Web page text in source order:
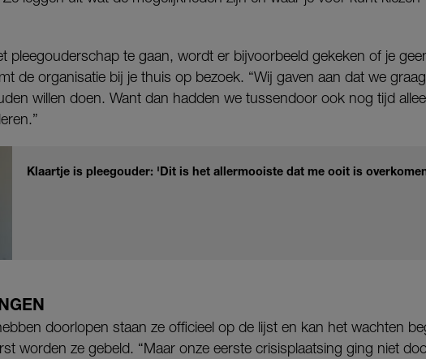
pleegouderschap te gaan, wordt er bijvoorbeeld gekeken of je
de organisatie bij je thuis op bezoek. “Wij gaven aan dat we graag
willen doen. Want dan hadden we tussendoor ook nog tijd
Klaartje is pleegouder: 'Dit is het allermooiste dat me ooit is
doorlopen staan ze officieel op de lijst en kan het wachten
worden ze gebeld. “Maar onze eerste crisisplaatsing ging niet